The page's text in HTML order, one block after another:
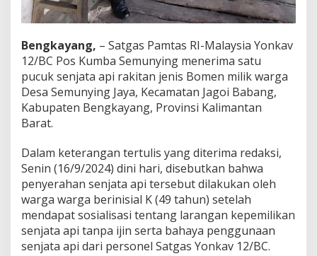
t
a
D
a
i
W
a
P
e
r
b
a
a
s
Bengkayang, – Satgas Pamtas RI-Malaysia Yonkav
12/BC Pos Kumba Semunying menerima satu
pucuk senjata api rakitan jenis Bomen milik warga
Desa Semunying Jaya, Kecamatan Jagoi Babang,
Kabupaten Bengkayang, Provinsi Kalimantan
Barat.
Dalam keterangan tertulis yang diterima redaksi,
Senin (16/9/2024) dini hari, disebutkan bahwa
penyerahan senjata api tersebut dilakukan oleh
warga warga berinisial K (49 tahun) setelah
mendapat sosialisasi tentang larangan kepemilikan
senjata api tanpa ijin serta bahaya penggunaan
senjata api dari personel Satgas Yonkav 12/BC.